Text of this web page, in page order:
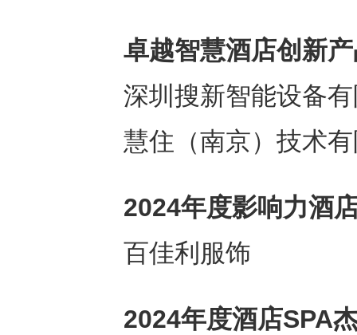
卓越智慧酒店创新
深圳搜新智能设备
慧住（南京）技术
2024年度影响力酒
百佳利服饰
2024年度酒店SPA